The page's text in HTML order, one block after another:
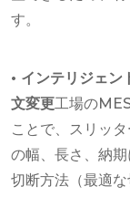
す。
• インテリジェ
文変更工場の
ことで、スリッ
の幅、長さ、納
切断方法（最適